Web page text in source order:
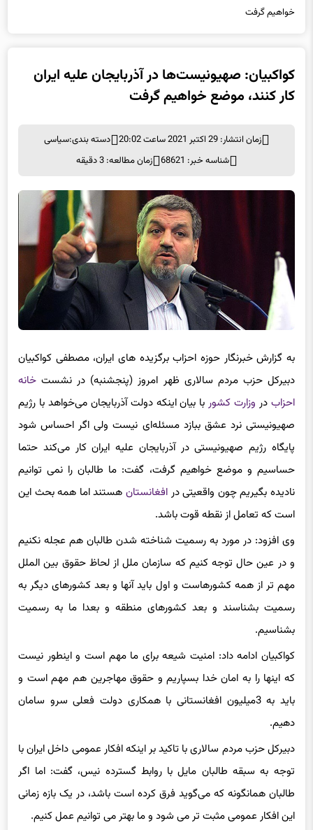
کار کنند، موضع خواهیم گرفت
شناسه خبر: 68621
زمان مطالعه: 3 دقیقه
دبیرکل حزب مردم سالاری ظهر امروز (پنجشنبه) در نشستخانه
احزابدروزارت کشوربا بیان اینکه دولت آذربایجان می‌خواهد با رژیم
صهیونیستی نرد عشق ببازد مسئله‌ای نیست ولی اگر احساس شود
پایگاه رژیم صهیونیستی در آذربایجان علیه ایران کار می‌کند حتما
حساسیم و موضع خواهیم گرفت، گفت: ما طالبان را نمی توانیم
نادیده بگیریم چون واقعیتی درافغانستانهستند اما همه بحث این
است که تعامل از نقطه قوت باشد.
وی افزود: در مورد به رسمیت شناخته شدن طالبان هم عجله نکنیم
و در عین حال توجه کنیم که سازمان ملل از لحاظ حقوق بین الملل
مهم تر از همه کشورهاست و اول باید آنها و بعد کشورهای دیگر به
رسمیت بشناسند و بعد کشورهای منطقه و بعدا ما به رسمیت
بشناسیم.
کواکبیان ادامه داد: امنیت شیعه برای ما مهم است و اینطور نیست
که اینها را به امان خدا بسپاریم و حقوق مهاجرین هم مهم است و
باید به 3میلیون افغانستانی با همکاری دولت فعلی سرو سامان
دهیم.
دبیرکل حزب مردم سالاری با تاکید بر اینکه افکار عمومی داخل ایران با
توجه به سبقه طالبان مایل با روابط گسترده نیس، گفت: اما اگر
طالبان همانگونه که می‌گوید فرق کرده است باشد، در یک بازه زمانی
این افکار عمومی مثبت تر می شود و ما بهتر می توانیم عمل کنیم.
وی تاکید کرد: مردم افغانستان با حکومت قبلی بغض داشتند و به